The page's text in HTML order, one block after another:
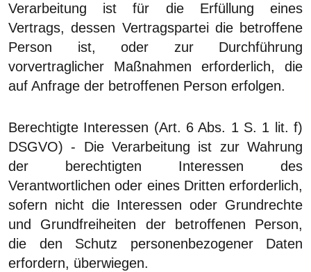
Verarbeitung ist für die Erfüllung eines
Vertrags, dessen Vertragspartei die betroffene
Person ist, oder zur Durchführung
vorvertraglicher Maßnahmen erforderlich, die
auf Anfrage der betroffenen Person erfolgen.
Berechtigte Interessen (Art. 6 Abs. 1 S. 1 lit. f)
DSGVO) - Die Verarbeitung ist zur Wahrung
der berechtigten Interessen des
Verantwortlichen oder eines Dritten erforderlich,
sofern nicht die Interessen oder Grundrechte
und Grundfreiheiten der betroffenen Person,
die den Schutz personenbezogener Daten
erfordern, überwiegen.